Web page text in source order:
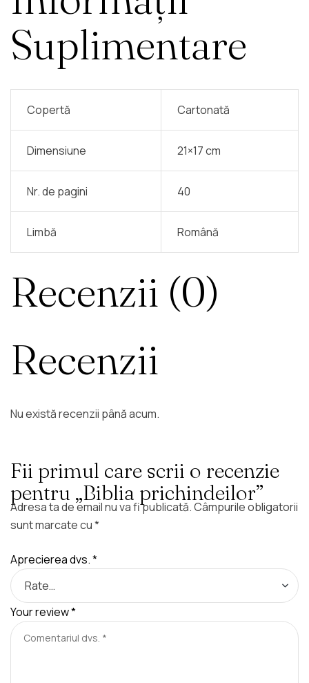
Suplimentare
Copertă Cartonată
Dimensiune 21×17 cm
Nr. de pagini 40
Limbă Română
Recenzii (0)
Recenzii
Nu există recenzii până acum.
Fii primul care scrii o recenzie
pentru „Biblia prichindeilor”
Adresa ta de email nu va fi publicată.Câmpurile obligatorii
sunt marcate cu*
Aprecierea dvs.*
Your review*